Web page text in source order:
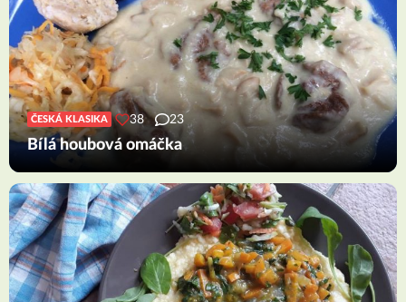
ČESKÁ KLASIKA 38 23
Bílá houbová omáčka